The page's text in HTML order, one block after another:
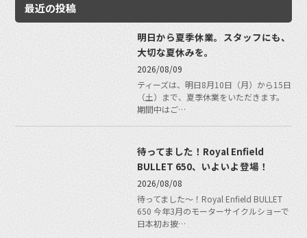
最近の投稿
明日から夏季休業。スタッフにも、
大切な夏休みを。
2026/08/09
ティーズは、明日8月10日（月）から15日
（土）まで、夏季休業をいただきます。
期間中はご…
待ってました！Royal Enfield
BULLET 650、いよいよ登場！
2026/08/08
待ってました〜！Royal Enfield BULLET
650 今年3月のモーターサイクルショーで
日本初お披…